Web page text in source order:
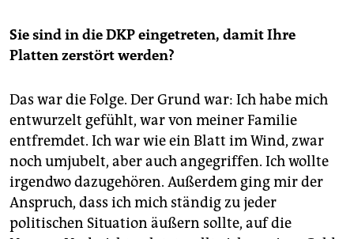
Sie sind in die DKP eingetreten, damit Ihre
Platten zerstört werden?
Das war die Folge. Der Grund war: Ich habe mich
entwurzelt gefühlt, war von meiner Familie
entfremdet. Ich war wie ein Blatt im Wind, zwar
noch umjubelt, aber auch angegriffen. Ich wollte
irgendwo dazugehören. Außerdem ging mir der
Anspruch, dass ich mich ständig zu jeder
politischen Situation äußern sollte, auf die